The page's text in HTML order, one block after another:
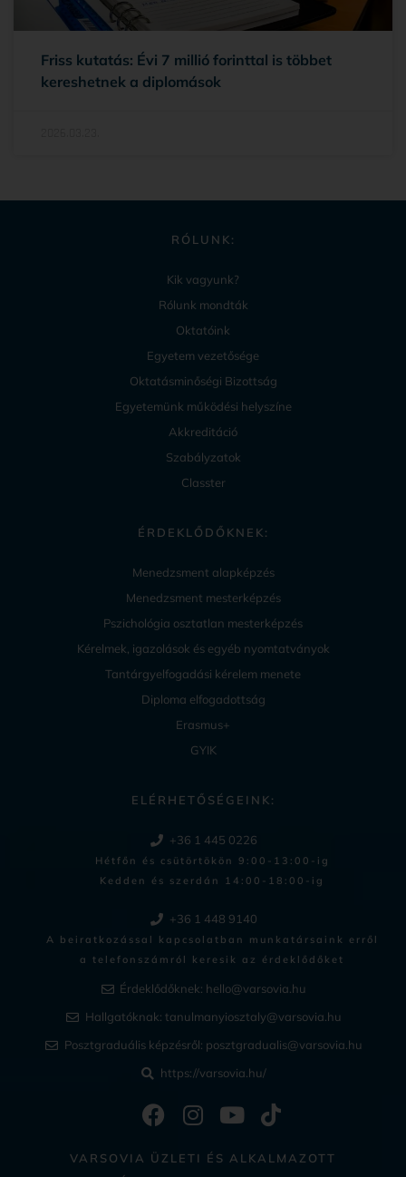
Friss kutatás: Évi 7 millió forinttal is többet
kereshetnek a diplomások
RÓLUNK:
Kik vagyunk?
Rólunk mondták
Oktatóink
Egyetem vezetősége
Oktatásminőségi Bizottság
Egyetemünk működési helyszíne
Akkreditáció
Szabályzatok
Classter
ÉRDEKLŐDŐKNEK:
Menedzsment alapképzés
Menedzsment mesterképzés
Pszichológia osztatlan mesterképzés
Kérelmek, igazolások és egyéb nyomtatványok
Tantárgyelfogadási kérelem menete
Diploma elfogadottság
Erasmus+
GYIK
ELÉRHETŐSÉGEINK:
+36 1 445 0226
Hétfőn és csütörtökön 9:00-13:00-ig
Kedden és szerdán 14:00-18:00-ig​
+36 1 448 9140
A beiratkozással kapcsolatban munkatársaink erről
a telefonszámról keresik az érdeklődőket
Érdeklődőknek: hello@varsovia.hu
Hallgatóknak: tanulmanyiosztaly@varsovia.hu
Posztgraduális képzésről: posztgradualis@varsovia.hu
https://varsovia.hu/
VARSOVIA ÜZLETI ÉS ALKALMAZOTT